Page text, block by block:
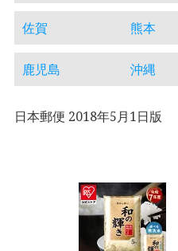
佐賀 熊本
鹿児島 沖縄
日本郵便 2018年5月1日版